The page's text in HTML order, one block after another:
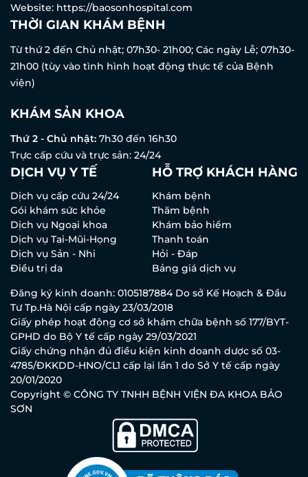
Website: https://baosonhospital.com
THỜI GIAN KHÁM BỆNH
Từ thứ 2 đến Chủ nhật; 07h30- 21h00; Các ngày Lễ; 07h30-
21h00 (tùy vào tình hình hoạt động thực tế của Bệnh
viện)
KHÁM SẢN KHOA
Thứ 2 - Chủ nhật: 7h30 đến 16h30
Trực cấp cứu và trực sản: 24/24
DỊCH VỤ Y TẾ
Dịch vụ cấp cứu 24/24
Gói khám sức khỏe
Dịch vụ Ngoại khoa
Dịch vụ Tai-Mũi-Họng
Dịch vụ Sản - Nhi
Điều trị da
HỖ TRỢ KHÁCH HÀNG
Khám bệnh
Thăm bệnh
Khám bảo hiểm
Thanh toán
Hỏi - Đáp
Bảng giá dịch vụ
Đăng ký kinh doanh: 0105187884 Do sở Kế Hoạch & Đầu
Tư Tp.Hà Nội cấp ngày 23/03/2018
Giấy phép hoạt động cơ sở khám chữa bệnh số 177/BYT-
GPHD do Bộ Y tế cấp ngày 29/03/2021
Giấy chứng nhận đủ điều kiện kinh doanh dược số 03-
4785/ĐKKDD-HNO/CL1 cấp lại lần 1 do Sở Y tế cấp ngày
20/01/2020
Copyright © CÔNG TY TNHH BỆNH VIỆN ĐA KHOA BẢO
SƠN